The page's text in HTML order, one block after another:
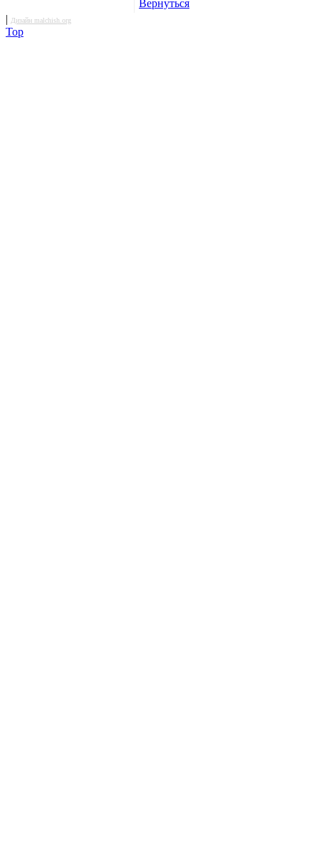
Вернуться
| Дизайн malchish.org
Top